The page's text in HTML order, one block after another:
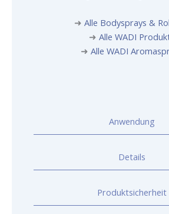
➜ Alle Bodysprays &
➜ Alle WADI
➜ Alle WADI
Anwendung
Details
Produktsicherheit